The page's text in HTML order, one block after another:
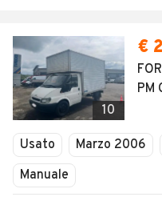
10
€
PM
Usato Marzo 2006
Manuale